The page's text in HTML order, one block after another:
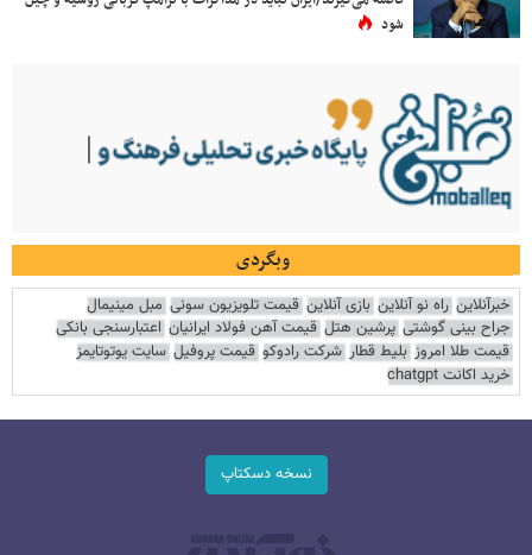
شود
وبگردی
خبرآنلاین راه نو آنلاین بازی آنلاین قیمت تلویزیون سونی مبل مینیمال
جراح بینی گوشتی پرشین هتل قیمت آهن فولاد ایرانیان اعتبارسنجی بانکی
قیمت طلا امروز بلیط قطار شرکت رادوکو قیمت پروفیل سایت یوتوتایمز
خرید اکانت chatgpt
نسخه دسکتاپ